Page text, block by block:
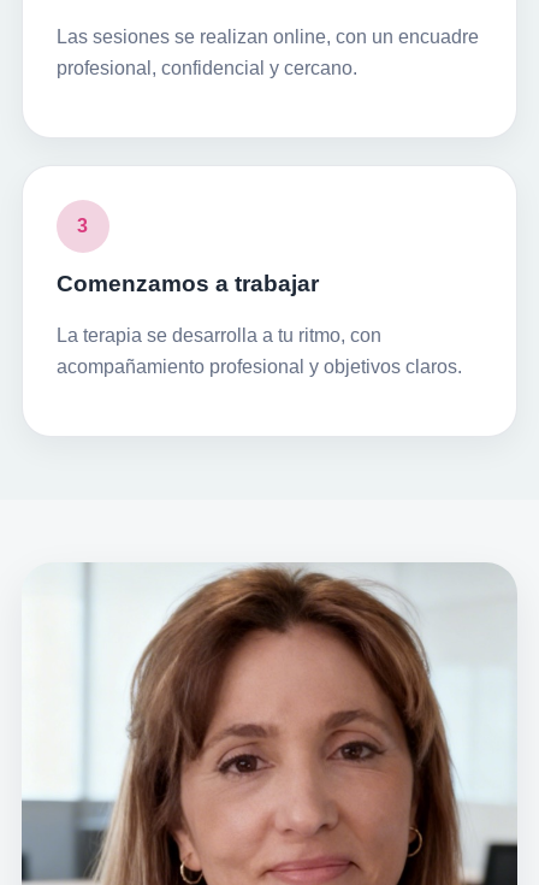
Las sesiones se realizan online, con un encuadre
profesional, confidencial y cercano.
3
Comenzamos a trabajar
La terapia se desarrolla a tu ritmo, con
acompañamiento profesional y objetivos claros.